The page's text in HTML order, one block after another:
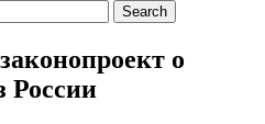
Search
о
России